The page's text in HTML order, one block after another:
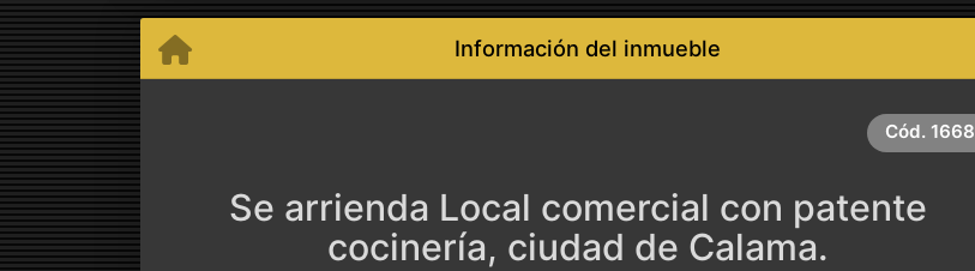
Información del inmueble
Cód. 1668
Se arrienda Local comercial con patente
cocinería, ciudad de Calama.